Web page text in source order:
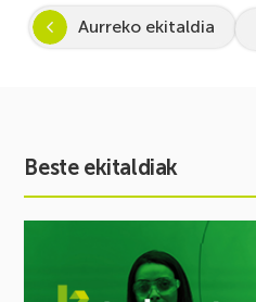
Aurreko ekitaldia
Beste ekitaldiak